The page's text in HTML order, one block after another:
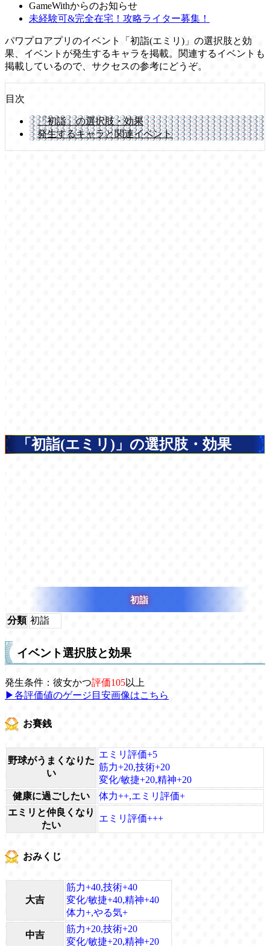
GameWithからのお知らせ
未経験可&完全在宅！攻略ライター募集！
パワプロアプリのイベント「初詣(エミリ)」の選択肢と効
果、イベントが発生するキャラを掲載。関連するイベントも
掲載しているので、サクセスの参考にどうぞ。
目次
「初詣」の選択肢・効果
発生するキャラと関連イベント
「初詣(エミリ)」の選択肢・効果
初詣
分類 初詣
イベント選択肢と効果
発生条件：彼女かつ評価105以上
▶各評価値のゲージ目安画像はこちら
お賽銭
野球がうまくなりた
い
エミリ評価+5
筋力+20,技術+20
変化/敏捷+20,精神+20
健康に過ごしたい
体力++,エミリ評価+
エミリと仲良くなり
たい
エミリ評価+++
おみくじ
大吉
筋力+40,技術+40
変化/敏捷+40,精神+40
体力+,やる気+
中吉
筋力+20,技術+20
変化/敏捷+20,精神+20